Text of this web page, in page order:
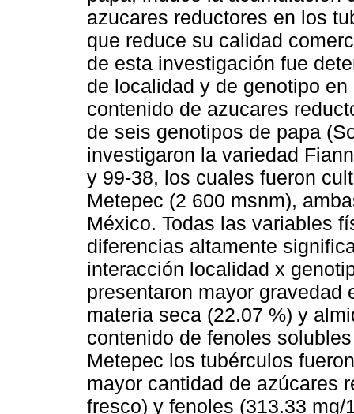
azucares reductores en los
que reduce su calidad
de esta investigación fue
de localidad y de genotipo
contenido de azucares
de seis genotipos de papa
investigaron la variedad
y 99-38, los cuales fueron
Metepec (2 600 msnm),
México. Todas las variables
diferencias altamente
interacción localidad x
presentaron mayor gravedad
materia seca (22.07 %) y
contenido de fenoles
Metepec los tubérculos
mayor cantidad de azúcares
fresco) y fenoles (313.33